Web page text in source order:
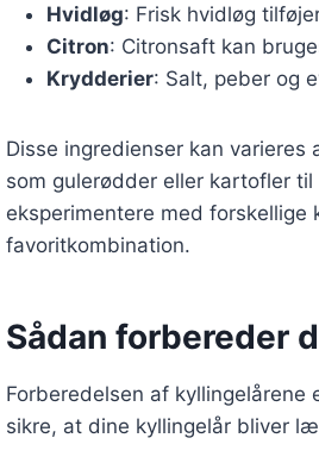
Hvidløg: Frisk hvidløg
Citron: Citronsaft kan
Krydderier: Salt, peber og
Disse ingredienser kan
som gulerødder eller kartofler
eksperimentere med
favoritkombination.
Sådan forbereder
Forberedelsen af
sikre, at dine kyllingelår bliver